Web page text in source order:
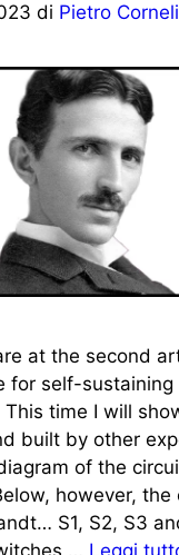
di Pietro
at the second
for self-
This time I will
built by other
of the
however,
S1, S2, S3
… Leggi